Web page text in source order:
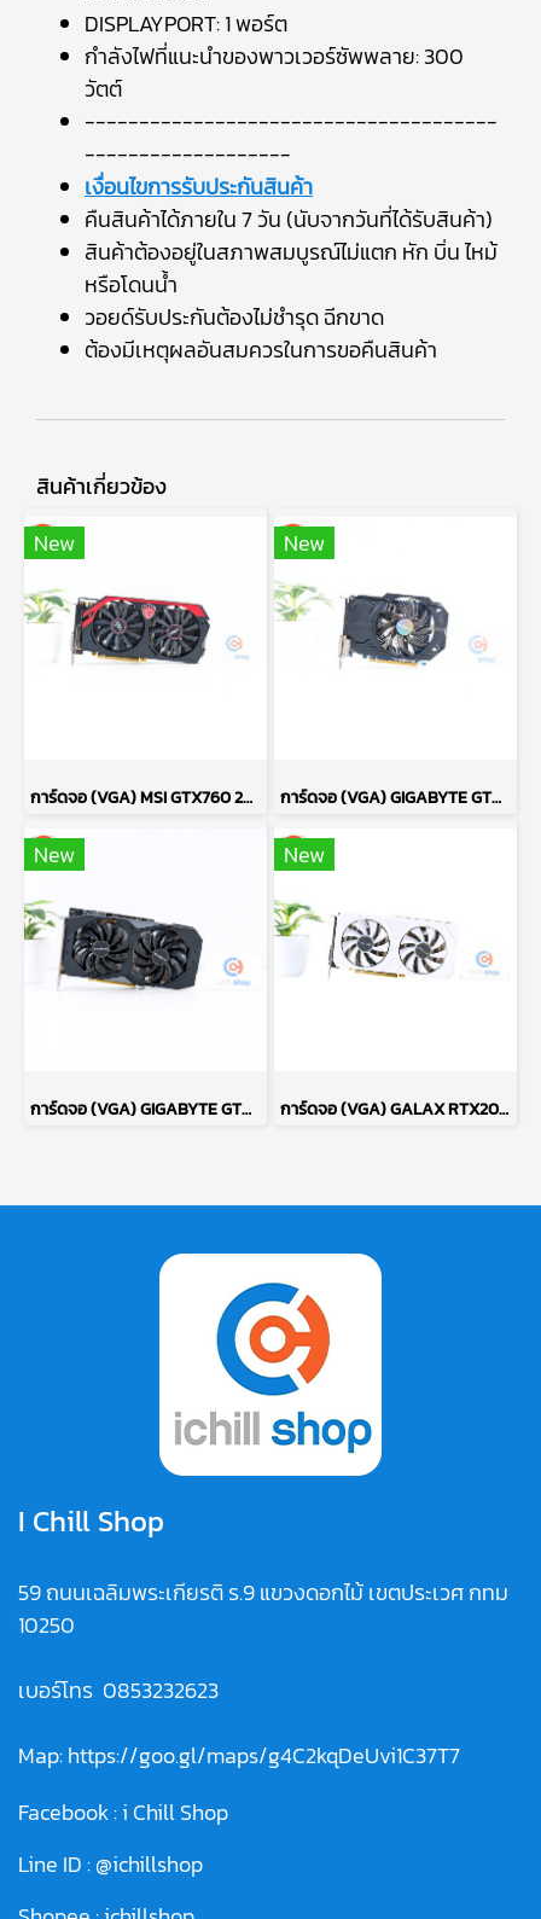
DISPLAYPORT: 1 พอร์ต
กำลังไฟที่แนะนำของพาวเวอร์ซัพพลาย: 300
วัตต์
--------------------------------------
-------------------
เงื่อนไขการรับประกันสินค้า
คืนสินค้าได้ภายใน 7 วัน (นับจากวันที่ได้รับสินค้า)
สินค้าต้องอยู่ในสภาพสมบูรณ์ไม่แตก หัก บิ่น ไหม้
หรือโดนน้ำ
วอยด์รับประกันต้องไม่ชำรุด ฉีกขาด
ต้องมีเหตุผลอันสมควรในการขอคืนสินค้า
สินค้าเกี่ยวข้อง
New
การ์ดจอ (VGA) MSI GTX760 2GB 2F GAMING OC P17695
New
การ์ดจอ (VGA) GIGABYTE GTX750 2GB 1F GDDR5 P13706
New
การ์ดจอ (VGA) GIGABYTE GTX1660 SUPER 6GB 2F OC P13505
New
การ์ดจอ (VGA) GALAX RTX2060 6GB 2F EX WHITE 1-CLICK OC P17472
I Chill Shop
59 ถนนเฉลิมพระเกียรติ ร.9 แขวงดอกไม้ เขตประเวศ กทม
10250
เบอร์โทร 0853232623
Map:https://goo.gl/maps/g4C2kqDeUvi1C37T7
Facebook :i Chill Shop
Line ID :@ichillshop